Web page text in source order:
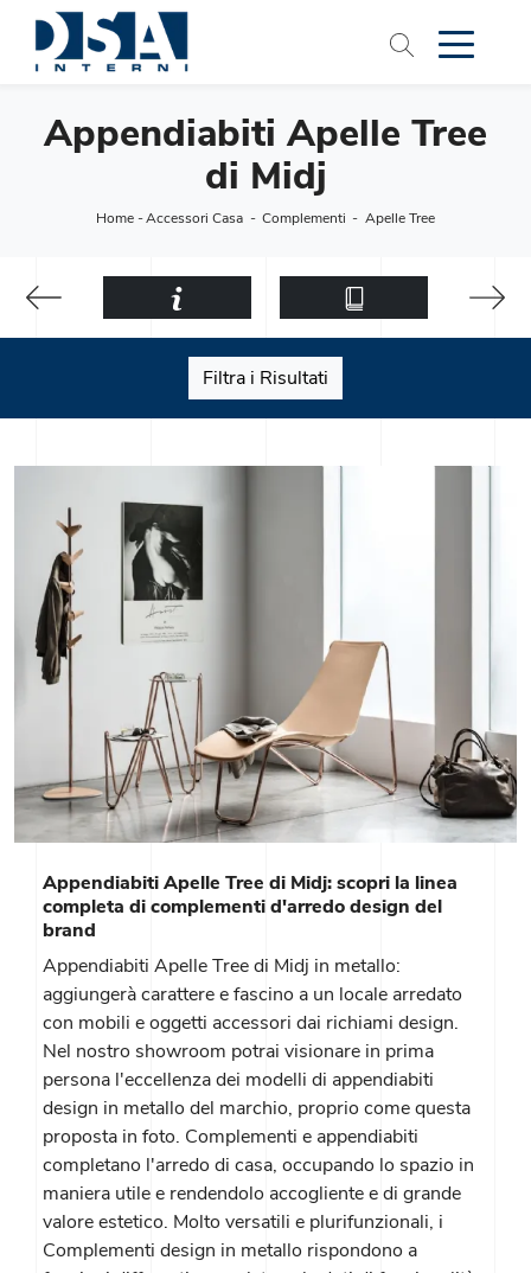
Appendiabiti Apelle Tree
di Midj
Home-Accessori Casa - Complementi - Apelle Tree
Filtra i Risultati
Appendiabiti Apelle Tree di Midj: scopri la linea
completa di complementi d'arredo design del
brand
Appendiabiti Apelle Tree di Midj in metallo:
aggiungerà carattere e fascino a un locale arredato
con mobili e oggetti accessori dai richiami design.
Nel nostro showroom potrai visionare in prima
persona l'eccellenza dei modelli di appendiabiti
design in metallo del marchio, proprio come questa
proposta in foto. Complementi e appendiabiti
completano l'arredo di casa, occupando lo spazio in
maniera utile e rendendolo accogliente e di grande
valore estetico. Molto versatili e plurifunzionali, i
Complementi design in metallo rispondono a